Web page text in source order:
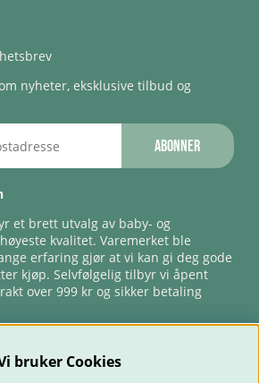
nyheter, eksklusive tilbud og
Abonner
et brett utvalg av baby- og
kvalitet. Varemerket ble
erfaring gjør at vi kan gi deg gode
kjøp. Selvfølgelig tilbyr vi åpent
over 999 kr og sikker betaling
bruker Cookies